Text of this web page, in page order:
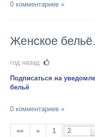
0 комментариев »
Женское
год назад
Подписаться на
бельё
0 комментариев »
«« « 1